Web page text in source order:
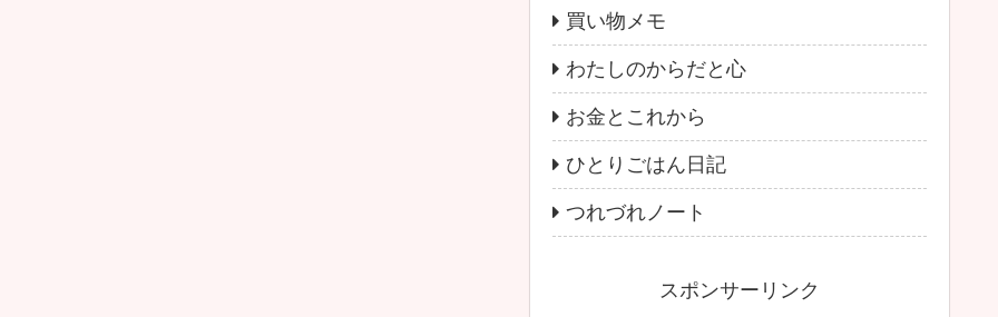
買い物メモ
わたしのからだと心
お金とこれから
ひとりごはん日記
つれづれノート
スポンサーリンク